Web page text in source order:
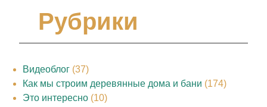
Рубрики
Видеоблог (37)
Как мы строим деревянные дома и бани (174)
Это интересно (10)